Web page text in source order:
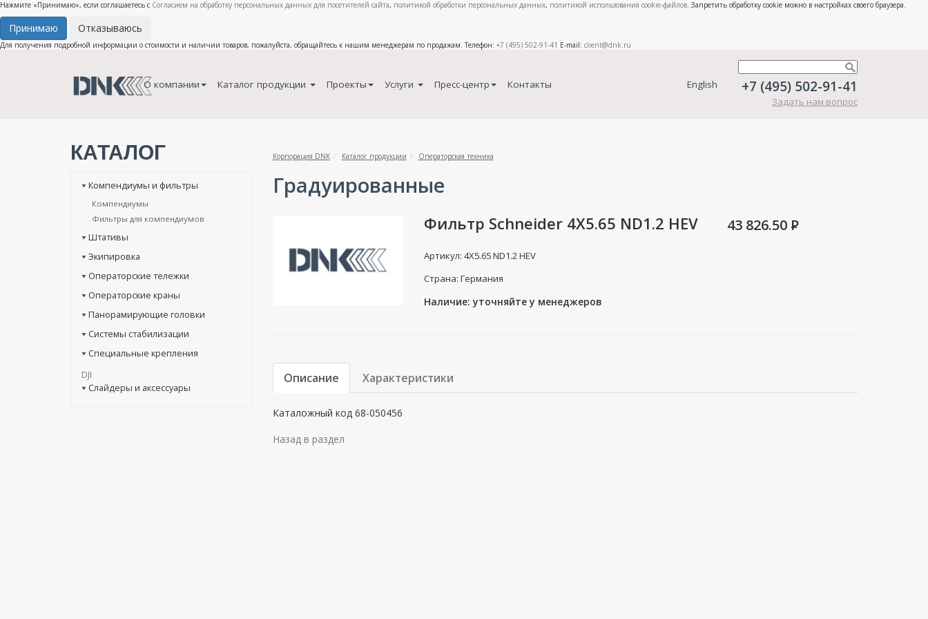
Нажмите «Принимаю», если соглашаетесь с Согласием на обработку персональных данных для посетителей сайта, политикой обработки персональных данных, политикой использования cookie-файлов. Запретить обработку cookie можно в настройках своего браузера.
Принимаю Отказываюсь
Для получения подробной информации о стоимости и наличии товаров, пожалуйста, обращайтесь к нашим менеджерам по продажам. Телефон: +7 (495) 502-91-41 E-mail: client@dnk.ru
О компании Каталог продукции Проекты Услуги Пресс-центр Контакты English +7 (495) 502-91-41
Задать нам вопрос
КАТАЛОГ Корпорация DNK Каталог продукции Операторская техника
Компендиумы и фильтры
Компендиумы
Фильтры для компендиумов
Штативы
Экипировка
Операторские тележки
Операторские краны
Панорамирующие головки
Системы стабилизации
Специальные крепления
DJI
Слайдеры и аксессуары
Градуированные
Фильтр Schneider 4X5.65 ND1.2 HEV
Артикул: 4X5.65 ND1.2 HEV
Страна: Германия
Наличие: уточняйте у менеджеров
43 826.50 P
Описание Характеристики
Каталожный код 68-050456
Назад в раздел